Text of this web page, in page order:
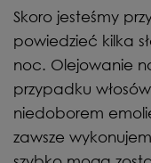
Skoro jesteśmy
powiedzieć kilka
noc. Olejowanie
przypadku
niedoborem
zawsze